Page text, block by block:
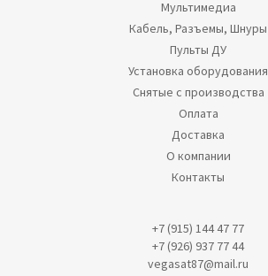
Мультимедиа
Кабель, Разъемы, Шнуры
Пульты ДУ
Установка оборудования
Снятые с производства
Оплата
Доставка
О компании
Контакты
+7 (915) 144 47 77
+7 (926) 937 77 44
vegasat87@mail.ru